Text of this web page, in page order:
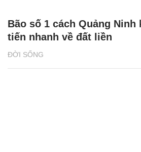
ĐỜI SỐNG
Bão số 1 cách Quảng Ninh
tiến nhanh về đất liền